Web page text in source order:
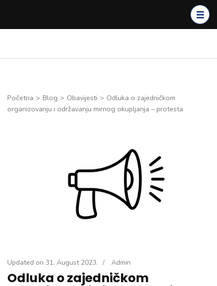
Enter)
Početna > Blog > Obavijesti > Odluka o zajedničkom
organizovanju i održavanju mirnog okupljanja – protesta
Updated on 31. August 2023. / Admin
Odluka o zajedničkom